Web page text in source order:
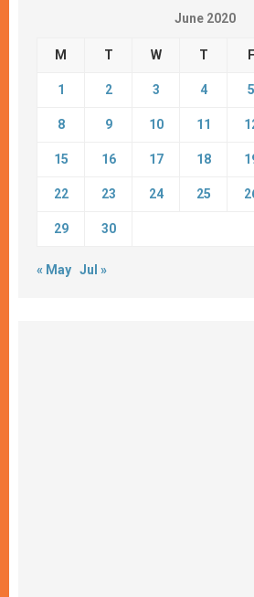
June 2020
M T W T F
1 2 3 4 5
8 9 10 11
15 16 17 18
22 23 24 25
29 30
« May Jul »